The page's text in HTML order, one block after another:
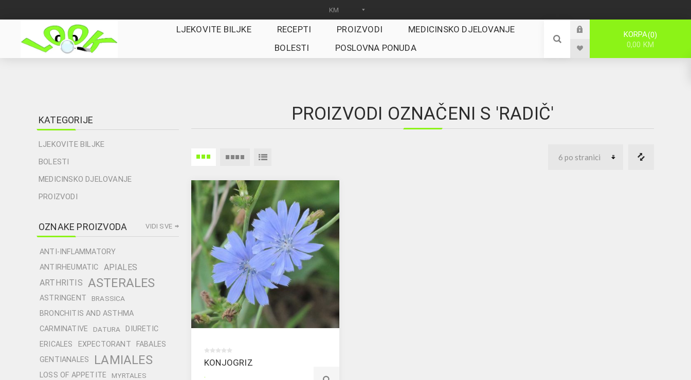
LJEKOVITE BILJKE RECEPTI PROIZVODI
MEDICINSKO DJELOVANJE
BOLESTI
POSLOVNA PONUDA
KORPA 0
0,00 KM
PROIZVODI OZNAČENI S 'RADIČ'
KONJOGRIZ
.
KATEGORIJE
LJEKOVITE BILJKE
BOLESTI
MEDICINSKO DJELOVANJE
PROIZVODI
OZNAKE PROIZVODA
ANTI-INFLAMMATORY
ANTIRHEUMATIC
APIALES
ARTHRITIS ASTERALES
ASTRINGENT BRASSICA
BRONCHITIS AND ASTHMA
CARMINATIVE
DATURA
DIURETIC
ERICALES
EXPECTORANT
FABALES
GENTIANALES
LAMIALES
LOSS OF APPETITE
MYRTALES
VIDI SVE